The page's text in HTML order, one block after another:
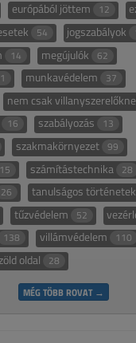
európából jöttem 12
54 jogszabályok
14 megújulók 62
munkavédelem 37
nem csak
16 szabályozás 13
szakmakörnyezet 99
15 számítástechnika 28
26 tanulságos történetek
tűzvédelem 52
138 villámvédelem 110
oldal 28
MÉG TÖBB ROVAT →